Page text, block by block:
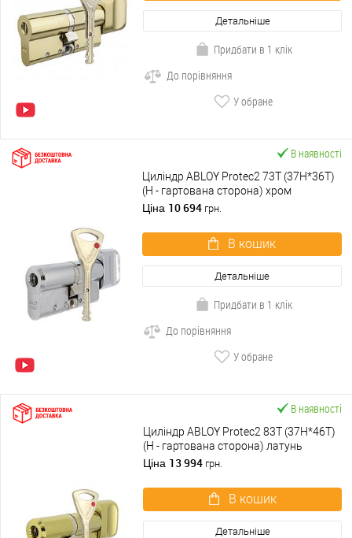
Детальніше
Придбати в 1 клік
До порівняння
У обране
В наявності
Циліндр ABLOY Protec2 73T (37H*36T)
(H - гартована сторона) хром
полірований
Ціна 10 694 грн.
В кошик
Детальніше
Придбати в 1 клік
До порівняння
У обране
В наявності
Циліндр ABLOY Protec2 83T (37H*46T)
(H - гартована сторона) латунь
полірована
Ціна 13 994 грн.
В кошик
Детальніше